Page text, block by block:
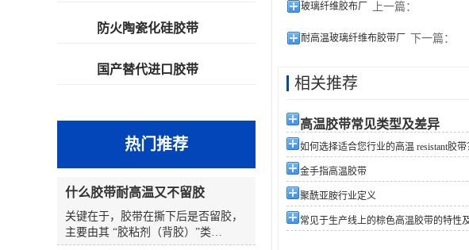
上一篇：
玻璃纤维胶布厂
下一篇：
耐高温玻璃纤维布胶带厂
相关推荐
高温胶带常见类型及差异
如何选择适合您行业的高温 resistant胶带
金手指高温胶带
聚酰亚胺行业定义
常见于生产线上的棕色高温胶带的特性
防火陶瓷化硅胶带
国产替代进口胶带
热门推荐
什么胶带耐高温又不留胶
关键在于，胶带在撕下后是否留胶，
主要由其 “胶粘剂（背胶）”类